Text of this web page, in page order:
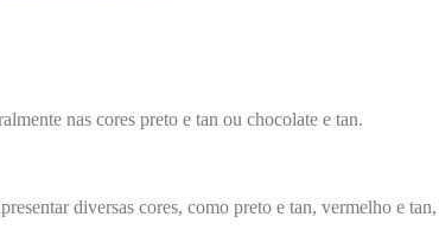
nas cores preto e tan ou chocolate e tan.
diversas cores, como preto e tan, vermelho e tan,